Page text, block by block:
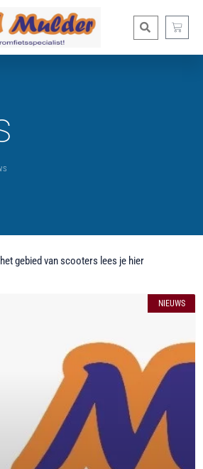
gebied van scooters lees je hier
NIEUWS